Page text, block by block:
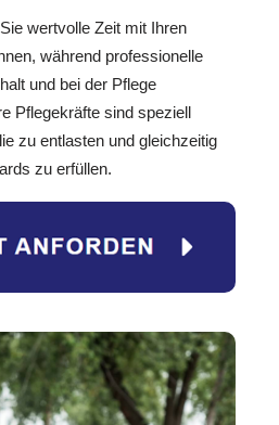
wertvolle Zeit mit Ihren
während professionelle
und bei der Pflege
Pflegekräfte sind speziell
zu entlasten und gleichzeitig
zu erfüllen.